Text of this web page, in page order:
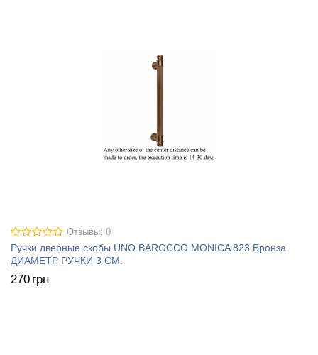
Отзывы: 0
Ручки дверные скобы UNO BAROCCO MONICA 823 Бронза
ДИАМЕТР РУЧКИ 3 СМ.
270 грн